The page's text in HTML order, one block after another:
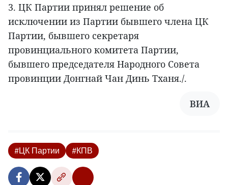
3. ЦК Партии принял решение об
исключении из Партии бывшего члена ЦК
Партии, бывшего секретаря
провинциального комитета Партии,
бывшего председателя Народного Совета
провинции Донгнай Чан Динь Тханя./.
ВИА
#ЦК Партии #КПВ